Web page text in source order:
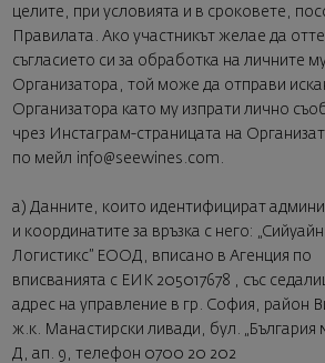
целите, при условията и в сроковете,
Правилата. Ако участникът желае да
съгласието си за обработка на личните
Организатора, той може да отправи
Организатора като му изпрати лично
чрез Инстаграм-страницата на
по мейл info@seewines.com
a) Данните, които идентифицират
и координатите за връзка с него:
Логистикс” ЕООД, вписано в Агенция по
вписванията с ЕИК 205017678 , със
адрес на управление в гр. София, район
ж.к. Манастирски ливади, бул. „България
Д, ап. 9, телефон 0700 20 202